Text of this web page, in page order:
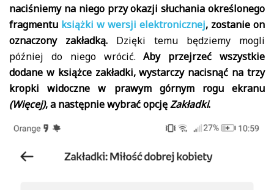
naciśniemy na niego przy okazji słuchania określonego
fragmentu książki w wersji elektronicznej, zostanie on
oznaczony zakładką. Dzięki temu będziemy mogli
później do niego wrócić.Aby przejrzeć wszystkie
dodane w książce zakładki, wystarczy nacisnąć na trzy
kropki widoczne w prawym górnym rogu ekranu
(Więcej), a następnie wybrać opcjęZakładki.